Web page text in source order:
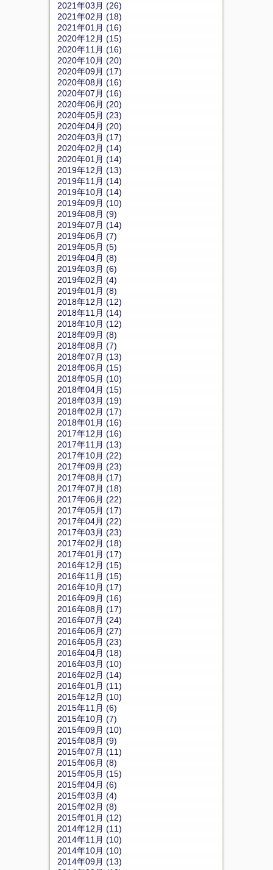
2021年03月 (26)
2021年02月 (18)
2021年01月 (16)
2020年12月 (15)
2020年11月 (16)
2020年10月 (20)
2020年09月 (17)
2020年08月 (16)
2020年07月 (16)
2020年06月 (20)
2020年05月 (23)
2020年04月 (20)
2020年03月 (17)
2020年02月 (14)
2020年01月 (14)
2019年12月 (13)
2019年11月 (14)
2019年10月 (14)
2019年09月 (10)
2019年08月 (9)
2019年07月 (14)
2019年06月 (7)
2019年05月 (5)
2019年04月 (8)
2019年03月 (6)
2019年02月 (4)
2019年01月 (8)
2018年12月 (12)
2018年11月 (14)
2018年10月 (12)
2018年09月 (8)
2018年08月 (7)
2018年07月 (13)
2018年06月 (15)
2018年05月 (10)
2018年04月 (15)
2018年03月 (19)
2018年02月 (17)
2018年01月 (16)
2017年12月 (16)
2017年11月 (13)
2017年10月 (22)
2017年09月 (23)
2017年08月 (17)
2017年07月 (18)
2017年06月 (22)
2017年05月 (17)
2017年04月 (22)
2017年03月 (23)
2017年02月 (18)
2017年01月 (17)
2016年12月 (15)
2016年11月 (15)
2016年10月 (17)
2016年09月 (16)
2016年08月 (17)
2016年07月 (24)
2016年06月 (27)
2016年05月 (23)
2016年04月 (18)
2016年03月 (10)
2016年02月 (14)
2016年01月 (11)
2015年12月 (10)
2015年11月 (6)
2015年10月 (7)
2015年09月 (10)
2015年08月 (9)
2015年07月 (11)
2015年06月 (8)
2015年05月 (15)
2015年04月 (6)
2015年03月 (4)
2015年02月 (8)
2015年01月 (12)
2014年12月 (11)
2014年11月 (10)
2014年10月 (10)
2014年09月 (13)